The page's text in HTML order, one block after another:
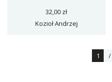
32,00 zł
Kozioł Andrzej
1 /